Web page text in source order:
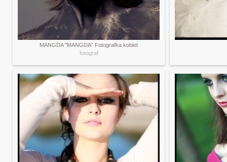
MANGDA "MANGDA" Fotografka kobiet
fotograf